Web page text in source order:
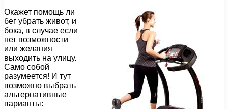
Окажет помощь ли
бег убрать живот, и
бока, в случае если
нет возможности
или желания
выходить на улицу.
Само собой
разумеется! И тут
возможно выбрать
альтернативные
варианты: